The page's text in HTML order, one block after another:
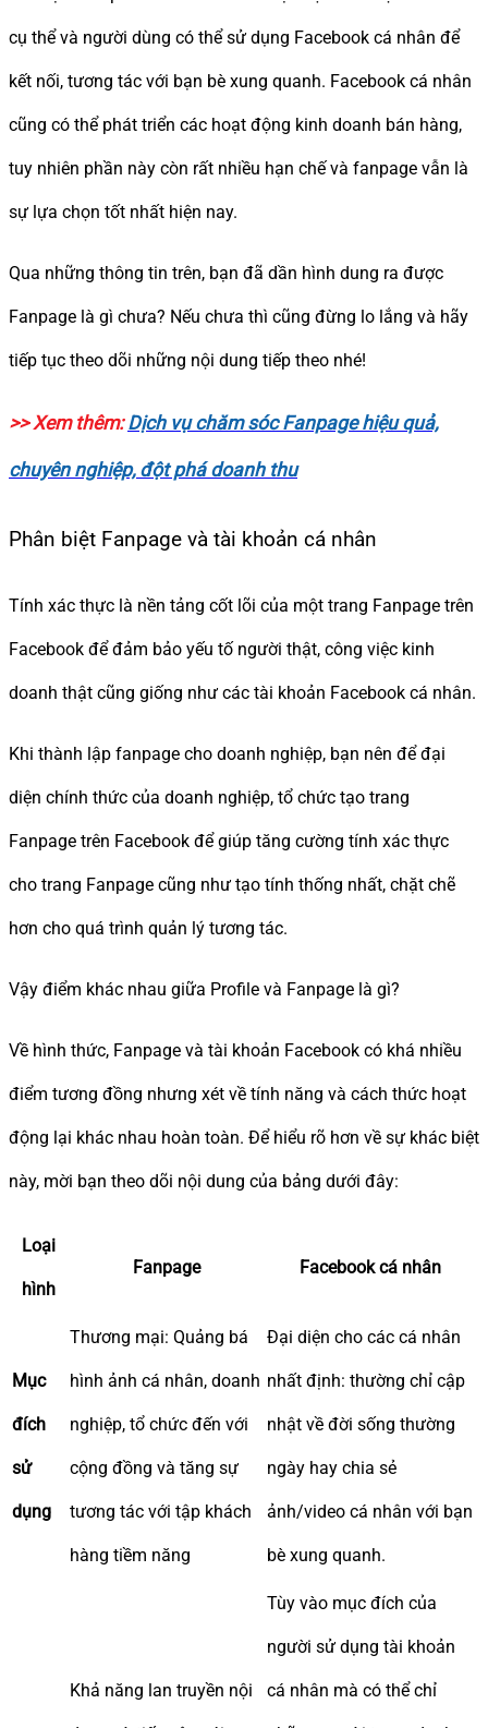
cụ thể và người dùng có thể sử dụng Facebook cá nhân để
kết nối, tương tác với bạn bè xung quanh. Facebook cá nhân
cũng có thể phát triển các hoạt động kinh doanh bán hàng,
tuy nhiên phần này còn rất nhiều hạn chế và fanpage vẫn là
sự lựa chọn tốt nhất hiện nay.
Qua những thông tin trên, bạn đã dần hình dung ra được
Fanpage là gì chưa? Nếu chưa thì cũng đừng lo lắng và hãy
tiếp tục theo dõi những nội dung tiếp theo nhé!
>> Xem thêm: Dịch vụ chăm sóc Fanpage hiệu quả,
chuyên nghiệp, đột phá doanh thu
Phân biệt Fanpage và tài khoản cá nhân
Tính xác thực là nền tảng cốt lõi của một trang Fanpage trên
Facebook để đảm bảo yếu tố người thật, công việc kinh
doanh thật cũng giống như các tài khoản Facebook cá nhân.
Khi thành lập fanpage cho doanh nghiệp, bạn nên để đại
diện chính thức của doanh nghiệp, tổ chức tạo trang
Fanpage trên Facebook để giúp tăng cường tính xác thực
cho trang Fanpage cũng như tạo tính thống nhất, chặt chẽ
hơn cho quá trình quản lý tương tác.
Vậy điểm khác nhau giữa Profile và Fanpage là gì?
Về hình thức, Fanpage và tài khoản Facebook có khá nhiều
điểm tương đồng nhưng xét về tính năng và cách thức hoạt
động lại khác nhau hoàn toàn. Để hiểu rõ hơn về sự khác biệt
này, mời bạn theo dõi nội dung của bảng dưới đây:
Loại
hình
Fanpage Facebook cá nhân
Mục
đích
sử
dụng
Thương mại: Quảng bá
hình ảnh cá nhân, doanh
nghiệp, tổ chức đến với
cộng đồng và tăng sự
tương tác với tập khách
hàng tiềm năng
Đại diện cho các cá nhân
nhất định: thường chỉ cập
nhật về đời sống thường
ngày hay chia sẻ
ảnh/video cá nhân với bạn
bè xung quanh.
Khả năng lan truyền nội
Tùy vào mục đích của
người sử dụng tài khoản
cá nhân mà có thể chỉ